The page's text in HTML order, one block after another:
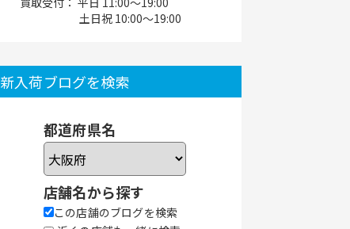
土日祝 10:00～19:00
新入荷ブログを検索
都道府県名
店舗名から探す
この店舗のブログを検索